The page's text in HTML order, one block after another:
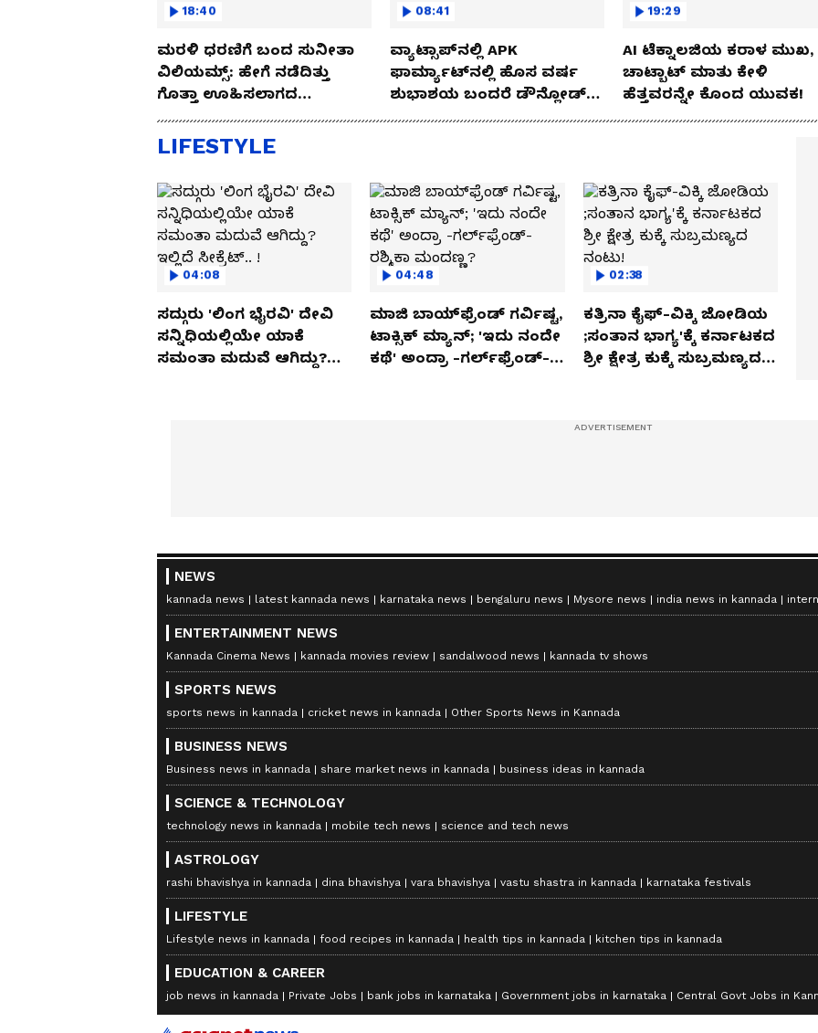
18:40
ಮರಳಿ ಧರಣಿಗೆ ಬಂದ ಸುನೀತಾ
ವಿಲಿಯಮ್ಸ್: ಹೇಗೆ ನಡೆದಿತ್ತು
ಗೊತ್ತಾ ಊಹಿಸಲಾಗದ
ಕಾರ್ಯಾಚರಣೆ?
08:41
ವ್ಯಾಟ್ಸಾಪ್‌ನಲ್ಲಿ APK
ಫಾರ್ಮ್ಯಾಟ್‌ನಲ್ಲಿ ಹೊಸ ವರ್ಷ
ಶುಭಾಶಯ ಬಂದರೆ ಡೌನ್ಲೋಡ್
ಮಾಡಬೇಡಿ!
19:29
AI ಟೆಕ್ನಾಲಜಿಯ ಕರಾಳ ಮುಖ,
ಚಾಟ್ಬಾಟ್ ಮಾತು ಕೇಳಿ
ಹೆತ್ತವರನ್ನೇ ಕೊಂದ ಯುವಕ!
LIFESTYLE
04:08
ಸದ್ಗುರು 'ಲಿಂಗ ಭೈರವಿ' ದೇವಿ
ಸನ್ನಿಧಿಯಲ್ಲಿಯೇ ಯಾಕೆ
ಸಮಂತಾ ಮದುವೆ ಆಗಿದ್ದು?
04:48
ಮಾಜಿ ಬಾಯ್‌ಫ್ರೆಂಡ್ ಗರ್ವಿಷ್ಟ,
ಟಾಕ್ಸಿಕ್ ಮ್ಯಾನ್; 'ಇದು ನಂದೇ
ಕಥೆ' ಅಂದ್ರಾ -ಗರ್ಲ್‌ಫ್ರೆಂಡ್-
02:38
ಕತ್ರಿನಾ ಕೈಫ್-ವಿಕ್ಕಿ ಜೋಡಿಯ
;ಸಂತಾನ ಭಾಗ್ಯ'ಕ್ಕೆ ಕರ್ನಾಟಕದ
ಶ್ರೀ ಕ್ಷೇತ್ರ ಕುಕ್ಕೆ ಸುಬ್ರಮಣ್ಯದ
NEWS
kannada news latest kannada news karnataka news bengaluru news Mysore news india news in kannada
ENTERTAINMENT NEWS
Kannada Cinema News kannada movies review sandalwood news kannada tv shows
SPORTS NEWS
sports news in kannada cricket news in kannada Other Sports News in Kannada
BUSINESS NEWS
Business news in kannada share market news in kannada business ideas in kannada
SCIENCE & TECHNOLOGY
technology news in kannada mobile tech news science and tech news
ASTROLOGY
rashi bhavishya in kannada dina bhavishya vara bhavishya vastu shastra in kannada karnataka festivals
LIFESTYLE
Lifestyle news in kannada food recipes in kannada health tips in kannada kitchen tips in kannada
EDUCATION & CAREER
job news in kannada Private Jobs bank jobs in karnataka Government jobs in karnataka Central Govt Jobs in